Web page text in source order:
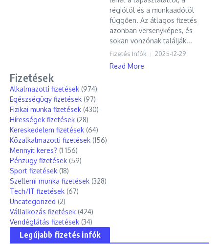
régiótól és a munkaadótól
függően. Az átlagos fizetés
azonban versenyképes, és
sokan vonzónak találják...
Fizetés Infók 2025-12-29
Read More
Fizetések
Alkalmazotti fizetések (974)
Egészségügy fizetések (97)
Fizikai munka fizetések (430)
Hírességek fizetések (28)
Kereskedelem fizetések (64)
Közalkalmazotti fizetések (156)
Mennyit keres? (1 156)
Pénzügy fizetések (59)
Sport fizetések (18)
Szellemi munka fizetések (328)
Tech/IT fizetések (67)
Uncategorized (2)
Vállalkozás fizetések (424)
Vendéglátás fizetések (34)
Legújabb fizetés infók